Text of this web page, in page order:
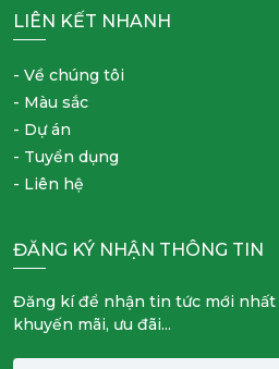
LIÊN KẾT NHANH
- Về chúng tôi
- Màu sắc
- Dự án
- Tuyển dụng
- Liên hệ
ĐĂNG KÝ NHẬN THÔNG TIN
Đăng kí để nhận tin tức mới
khuyến mãi, ưu đãi...